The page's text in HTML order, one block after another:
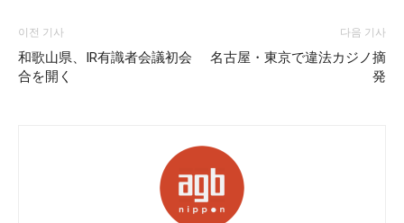
이전 기사
和歌山県、IR有識者会議初会
合を開く
다음 기사
名古屋・東京で違法カジノ摘
発